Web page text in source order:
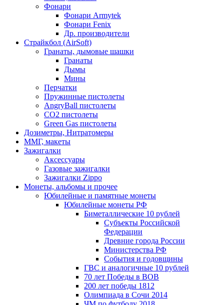
Фонари
Фонари Armytek
Фонари Fenix
Др. производители
Страйкбол (AirSoft)
Гранаты, дымовые шашки
Гранаты
Дымы
Мины
Перчатки
Пружинные пистолеты
AngryBall пистолеты
CO2 пистолеты
Green Gas пистолеты
Дозиметры, Нитратомеры
ММГ, макеты
Зажигалки
Аксессуары
Газовые зажигалки
Зажигалки Zippo
Монеты, альбомы и прочее
Юбилейные и памятные монеты
Юбилейные монеты РФ
Биметаллические 10 рублей
Субъекты Российской
Федерации
Древние города России
Министерства РФ
События и годовщины
ГВС и аналогичные 10 рублей
70 лет Победы в ВОВ
200 лет победы 1812
Олимпиада в Сочи 2014